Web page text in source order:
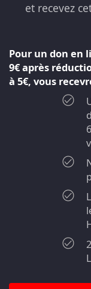
et recevez
Pour un don en
9€ après
à 5€, vous